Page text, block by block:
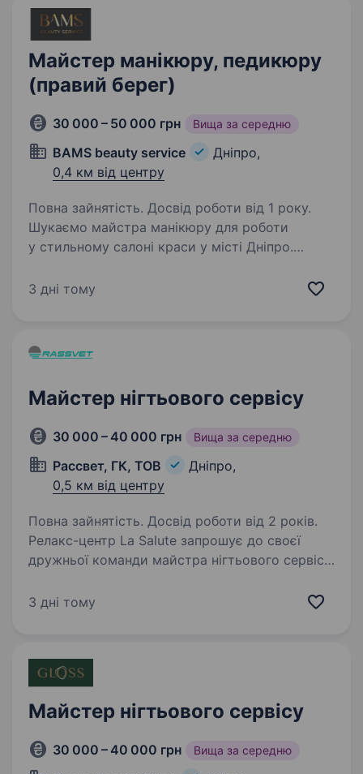
Майстер манікюру, педикюру
(правий берег)
30 000 – 50 000 грн Вища за середню
BAMS beauty service
Дніпро,
0,4 км від центру
Повна зайнятість. Досвід роботи від 1 року.
Шукаємо майстра манікюру для роботи
у стильному салоні краси у місті Дніпро.
роботи! Надаємо підвищення кваліфікації
3 дні тому
Майстер нігтьового сервісу
30 000 – 40 000 грн Вища за середню
Рассвет, ГК, ТОВ
Дніпро,
0,5 км від центру
Повна зайнятість. Досвід роботи від 2 років.
Релакс-центр La Salute запрошує до своєї
дружньої команди майстра нігтьового сервісу.
та шукаємо лише професіоналів, які
3 дні тому
Майстер нігтьового сервісу
30 000 – 40 000 грн Вища за середню